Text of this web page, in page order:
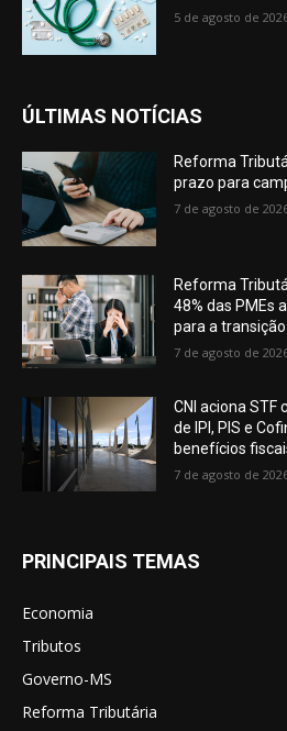
5 de agosto de
ÚLTIMAS NOTÍCIAS
Reforma
prazo para
7 de agosto de
Reforma
48% das PMEs
para a
7 de agosto de
CNI aciona
de IPI, PIS e
benefícios
7 de agosto de
PRINCIPAIS TEMAS
Economia
Tributos
Governo-MS
Reforma Tributária